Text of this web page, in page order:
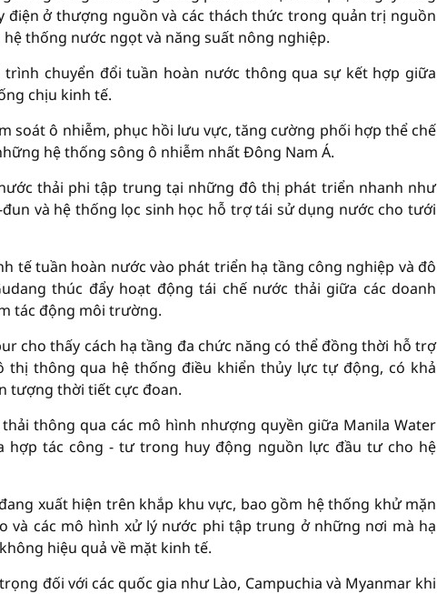
ở thượng nguồn và các thách thức trong quản trị nguồn
thống nước ngọt và năng suất nông nghiệp.
chuyển đổi tuần hoàn nước thông qua sự kết hợp giữa
chịu kinh tế.
soát ô nhiễm, phục hồi lưu vực, tăng cường phối hợp thể chế
hệ thống sông ô nhiễm nhất Đông Nam Á.
thải phi tập trung tại những đô thị phát triển nhanh như
đun và hệ thống lọc sinh học hỗ trợ tái sử dụng nước cho tưới
tế tuần hoàn nước vào phát triển hạ tầng công nghiệp và đô
thúc đẩy hoạt động tái chế nước thải giữa các doanh
tác động môi trường.
cho thấy cách hạ tầng đa chức năng có thể đồng thời hỗ trợ
thị thông qua hệ thống điều khiển thủy lực tự động, có khả
tượng thời tiết cực đoan.
thông qua các mô hình nhượng quyền giữa Manila Water
hợp tác công - tư trong huy động nguồn lực đầu tư cho hệ
xuất hiện trên khắp khu vực, bao gồm hệ thống khử mặn
và các mô hình xử lý nước phi tập trung ở những nơi mà hạ
hiệu quả về mặt kinh tế.
đối với các quốc gia như Lào, Campuchia và Myanmar khi